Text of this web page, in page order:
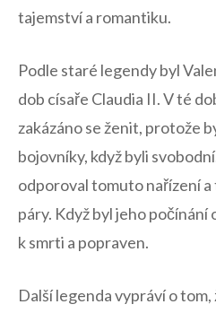
tajemství a romantiku.
Podle staré legendy byl
dob ​císaře‍ Claudia II. ⁢V té
⁣zakázáno se ženit, protože
bojovníky, když byli​
odporoval tomuto nařízení a
páry. ⁤Když byl jeho počínání
k smrti a popraven.
Další‌ legenda vypráví o